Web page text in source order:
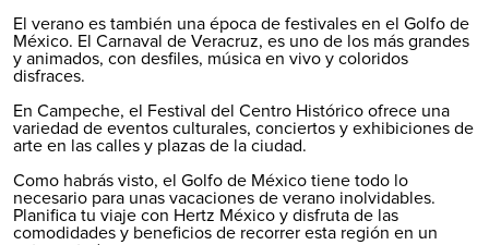
El verano es también una época de festivales en el Golfo de
México. El Carnaval de Veracruz, es uno de los más grandes
y animados, con desfiles, música en vivo y coloridos
disfraces.
En Campeche, el Festival del Centro Histórico ofrece una
variedad de eventos culturales, conciertos y exhibiciones de
arte en las calles y plazas de la ciudad.
Como habrás visto, el Golfo de México tiene todo lo
necesario para unas vacaciones de verano inolvidables.
Planifica tu viaje con Hertz México y disfruta de las
comodidades y beneficios de recorrer esta región en un